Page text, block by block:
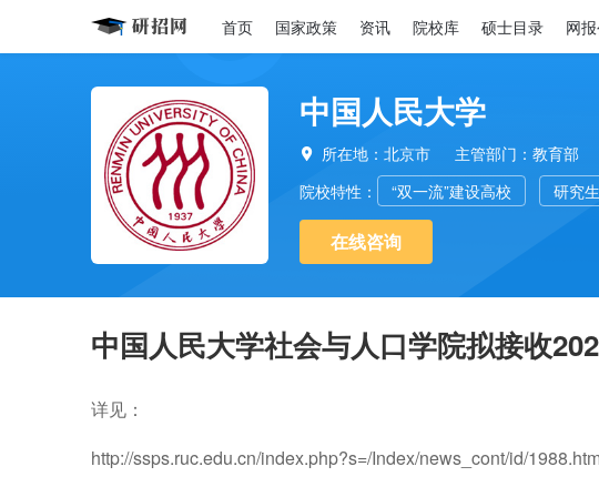
首页 国家政策 资讯 院校库 硕士目录 网
中国人民大学
 所在地：北京市
主管部门：教育部
院校特性：
“双一流”建设高校 研究
在线咨询
中国人民大学社会与人口学院拟接收
详见：
http://ssps.ruc.edu.cn/index.php?s=/Index/news_cont/id/